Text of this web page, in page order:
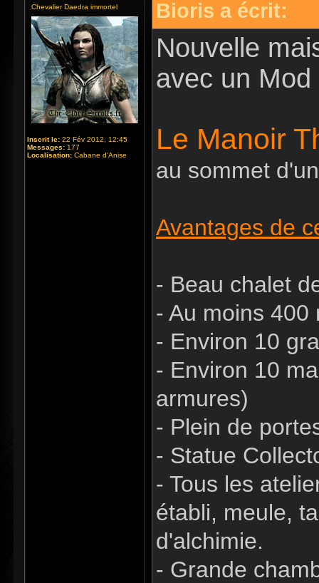
Chevalier Daedra immortel
Inscrit le: 22 Fév 2012, 12:45
Messages: 177
Localisation: Cabane d'Anise
Bioris a écrit:
Nouvelle
avec un Mod
Le Manoir
au sommet
Avantages de
- Beau chalet
- Au moins
- Environ 10
- Environ 10
armures)
- Plein de
- Statue
- Tous les
établi, meule,
d'alchimie.
- Grande